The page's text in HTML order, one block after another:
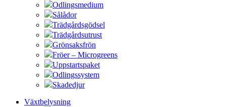
Odlingsmedium
Sålådor
Trädgårdsgödsel
Trädgårdsutrust
Grönsaksfrön
Fröer – Microgreens
Uppstartspaket
Odlingssystem
Skadedjur
Växtbelysning